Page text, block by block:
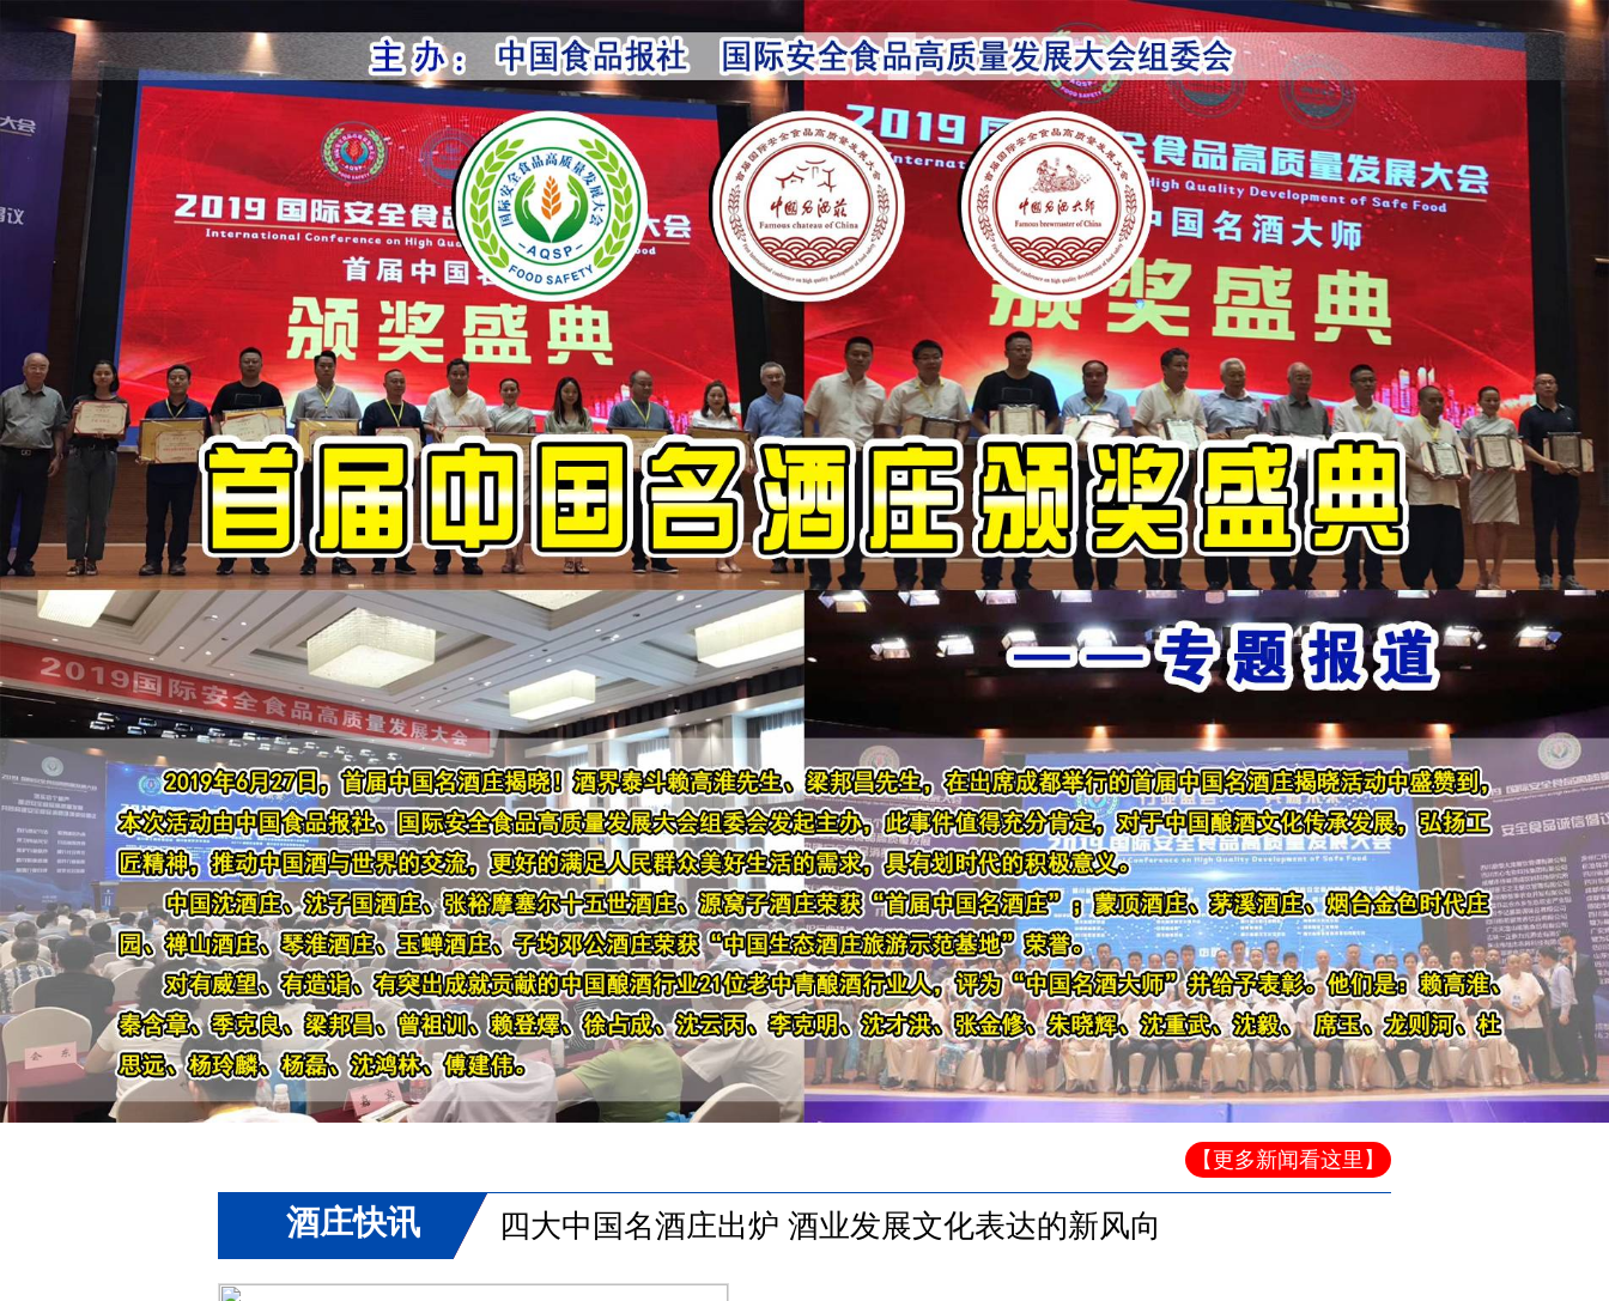
【更多新闻看这里】
酒庄快讯 四大中国名酒庄出炉 酒业发展文化表达的新风向